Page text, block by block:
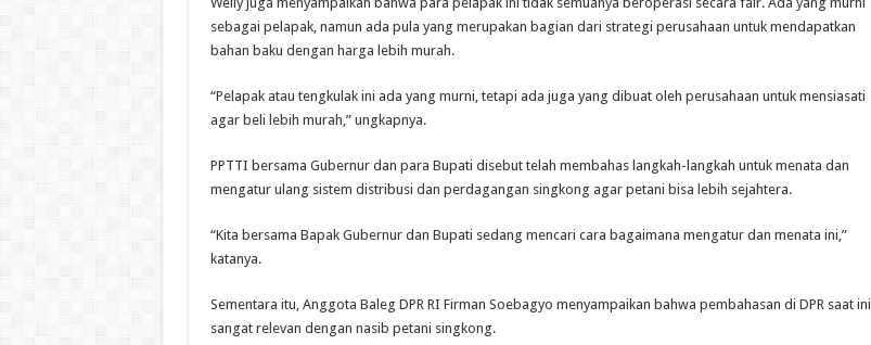
sebagai pelapak, namun ada pula yang merupakan bagian dari strategi perusahaan untuk mendapatkan
bahan baku dengan harga lebih murah.
“Pelapak atau tengkulak ini ada yang murni, tetapi ada juga yang dibuat oleh perusahaan untuk mensiasati
agar beli lebih murah,” ungkapnya.
PPTTI bersama Gubernur dan para Bupati disebut telah membahas langkah-langkah untuk menata dan
mengatur ulang sistem distribusi dan perdagangan singkong agar petani bisa lebih sejahtera.
“Kita bersama Bapak Gubernur dan Bupati sedang mencari cara bagaimana mengatur dan menata ini,”
katanya.
Sementara itu, Anggota Baleg DPR RI Firman Soebagyo menyampaikan bahwa pembahasan di DPR saat ini
sangat relevan dengan nasib petani singkong.